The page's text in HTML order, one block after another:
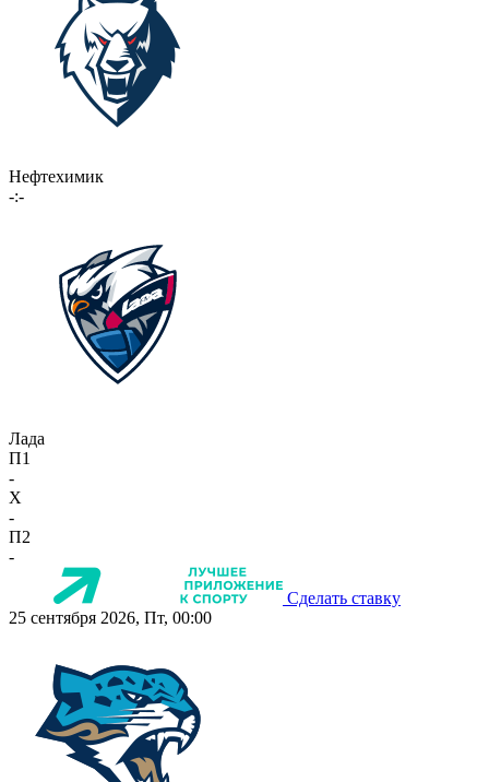
Нефтехимик
-:-
Лада
П1
-
X
-
П2
-
Сделать ставку
25 сентября 2026, Пт, 00:00